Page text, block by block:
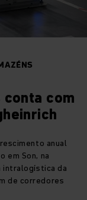
com
anual
em Son, na
intralogística da
de corredores